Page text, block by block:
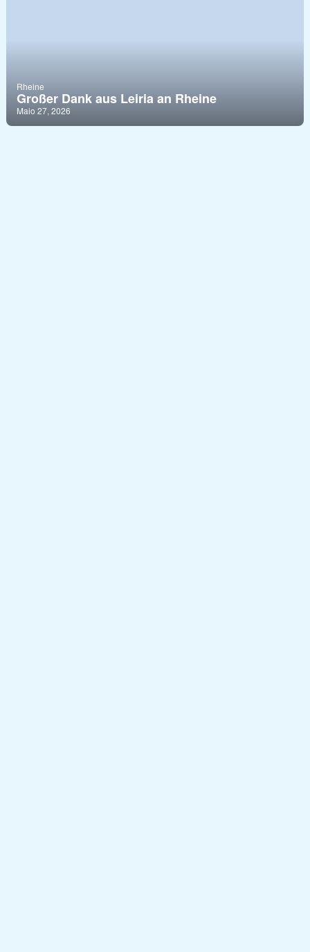
Rheine
Großer Dank aus Leiria an Rheine
Maio 27, 2026